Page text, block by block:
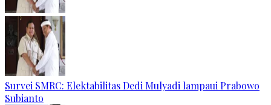
Survei SMRC: Elektabilitas Dedi Mulyadi lampaui Prabowo
Subianto